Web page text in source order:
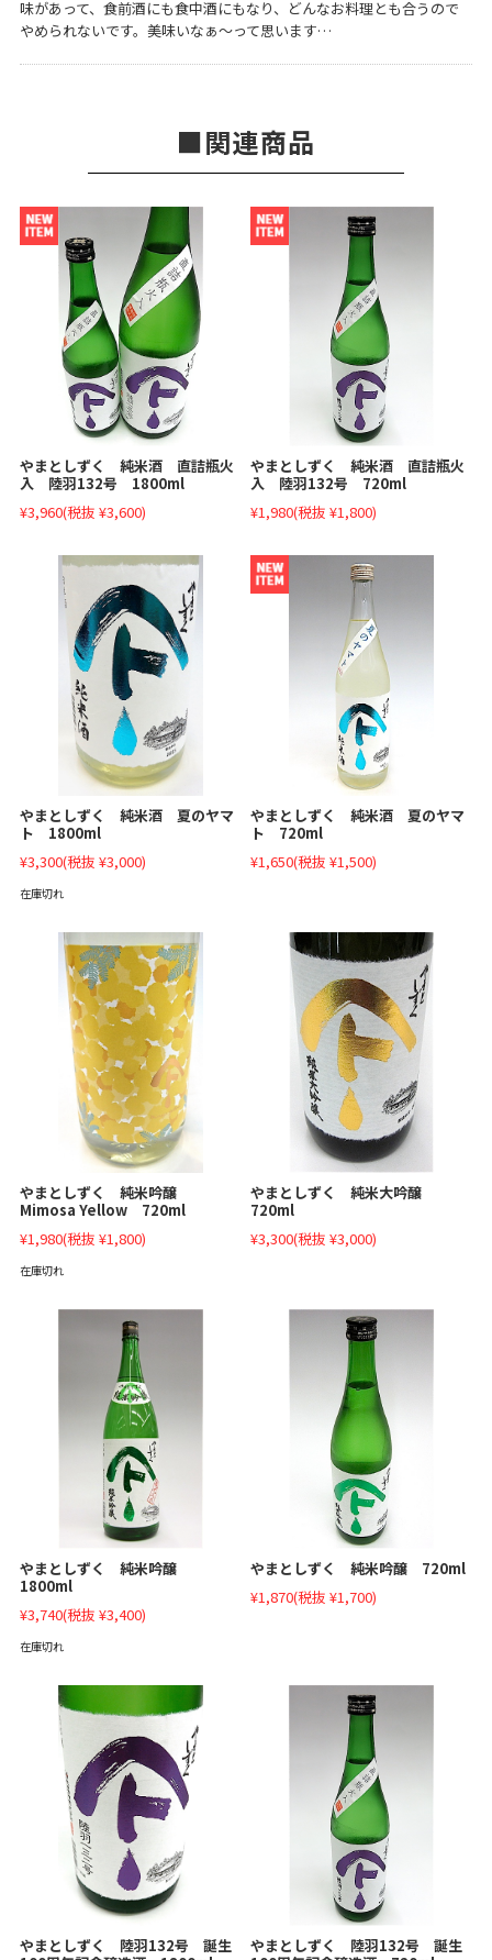
味があって、食前酒にも食中酒にもなり、どんなお料理とも合うので
やめられないです。美味いなぁ～って思います…
関連商品
やまとしずく 純米酒 直詰瓶火
入 陸羽132号 1800ml
¥3,960(税抜 ¥3,600)
やまとしずく 純米酒 直詰瓶火
入 陸羽132号 720ml
¥1,980(税抜 ¥1,800)
やまとしずく 純米酒 夏のヤマ
ト 1800ml
¥3,300(税抜 ¥3,000)
在庫切れ
やまとしずく 純米酒 夏のヤマ
ト 720ml
¥1,650(税抜 ¥1,500)
やまとしずく 純米吟醸
Mimosa Yellow 720ml
¥1,980(税抜 ¥1,800)
在庫切れ
やまとしずく 純米大吟醸
720ml
¥3,300(税抜 ¥3,000)
やまとしずく 純米吟醸
1800ml
¥3,740(税抜 ¥3,400)
在庫切れ
やまとしずく 純米吟醸 720ml
¥1,870(税抜 ¥1,700)
やまとしずく 陸羽132号 誕生
やまとしずく 陸羽132号 誕生